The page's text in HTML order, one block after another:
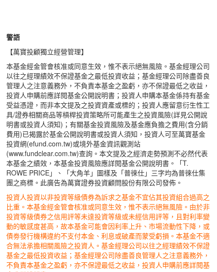
警語
【萬寶投顧獨立經營管理】
本基金經金管會核准或同意生效，惟不表示絕無風險。基金經理公司
以往之經理績效不保證基金之最低投資收益；基金經理公司除盡善良
管理人之注意義務外，不負責本基金之盈虧，亦不保證最低之收益，
投資人申購前應詳閱基金公開說明書；投資人申購本基金係持有基金
受益憑證，而非本文提及之投資資產或標的；投資人應留意衍生性工
具/證券相關商品等槓桿投資策略所可能產生之投資風險(詳見公開說
明書或投資人須知)；有關基金投資風險及基金應負擔之費用(含分銷
費用)已揭露於基金公開說明書或投資人須知，投資人可至萬寶基金
投資網(efund.com.tw)或境外基金資訊觀測站
(www.fundclear.com.tw)查詢。本文提及之經濟走勢預測不必然代表
本基金之績效，本基金投資風險應詳閱基金公開說明書。「T.
ROWE PRICE」、「大角羊」圖樣及「普徠仕」三字均為普徠仕集
團之商標。此廣告為萬寶證券投資顧問股份有限公司發佈。
投資人投資以非投資等級債券為訴求之基金不宜佔其投資組合過高之
比重。本基金經金管會核准或同意生效，惟不表示絕無風險。由於非
投資等級債券之信用評等未達投資等級或未經信用評等，且對利率變
動的敏感度甚高，故本基金可能會因利率上升、市場流動性下降，或
債劵發行機構違約不支付本金、利息或破產而蒙受虧損。本基金不適
合無法承擔相關風險之投資人。基金經理公司以往之經理績效不保證
基金之最低投資收益；基金經理公司除盡善良管理人之注意義務外，
不負責本基金之盈虧，亦不保證最低之收益，投資人申購前應詳閱基